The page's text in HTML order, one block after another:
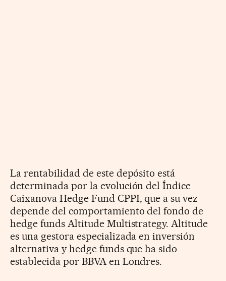
La rentabilidad de este depósito está
determinada por la evolución del Índice
Caixanova Hedge Fund CPPI, que a su vez
depende del comportamiento del fondo de
hedge funds Altitude Multistrategy. Altitude
es una gestora especializada en inversión
alternativa y hedge funds que ha sido
establecida por BBVA en Londres.